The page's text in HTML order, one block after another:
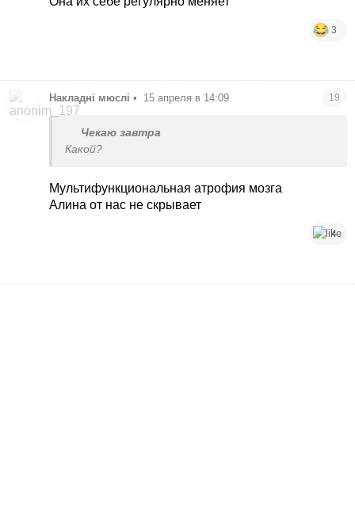
3
Накладні мюслі • 15 апреля в 14:09 19
Чекаю завтра
Какой?
Мультифункциональная атрофия мозга
Алина от нас не скрывает
4